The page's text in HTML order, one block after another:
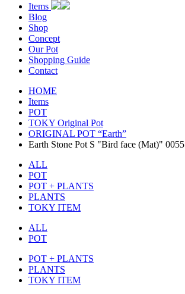
Items
Blog
Shop
Concept
Our Pot
Shopping Guide
Contact
HOME
Items
POT
TOKY Original Pot
ORIGINAL POT “Earth”
Earth Stone Pot S "Bird face (Mat)" 0055
ALL
POT
POT + PLANTS
PLANTS
TOKY ITEM
ALL
POT
POT + PLANTS
PLANTS
TOKY ITEM